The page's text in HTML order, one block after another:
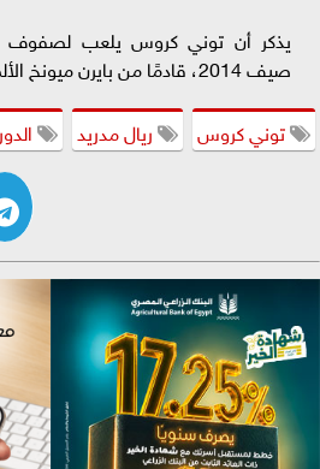
يذكر أن توني كروس يلعب لصفوف
صيف 2014، قادمًا من بايرن ميونخ الألماني.
توني كروس
ريال مدريد